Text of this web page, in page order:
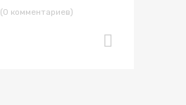
(0 комментариев)